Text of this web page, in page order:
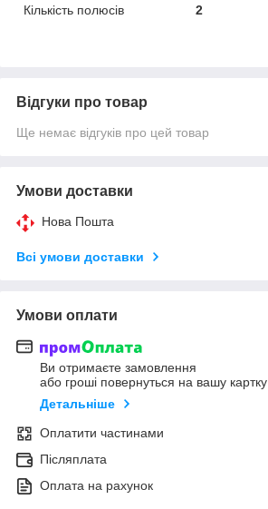
Кількість полюсів
2
Відгуки про товар
Ще немає відгуків про цей товар
Умови доставки
Нова Пошта
Всі умови доставки
Умови оплати
Ви отримаєте замовлення
або гроші повернуться на вашу картку
Детальніше
Оплатити частинами
Післяплата
Оплата на рахунок